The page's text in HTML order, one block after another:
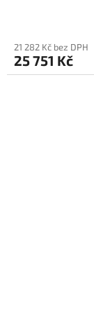
21 282 Kč bez DPH
25 751 Kč